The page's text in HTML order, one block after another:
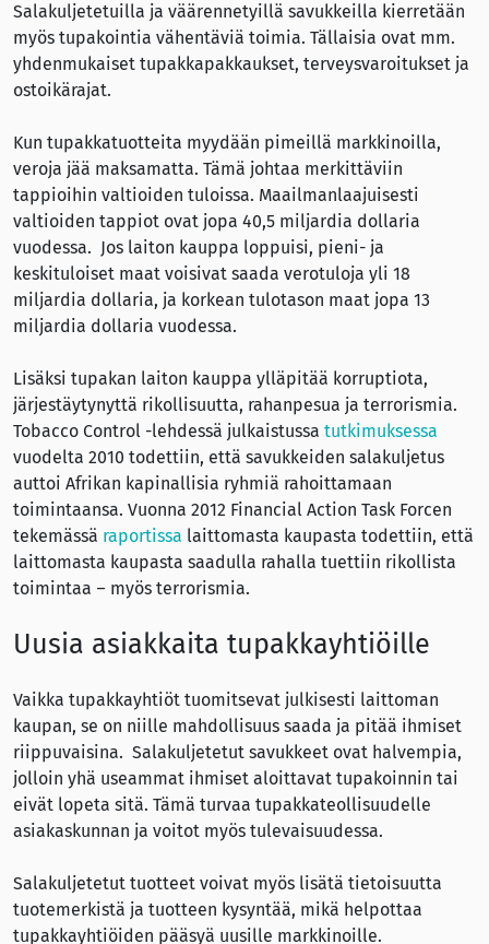
Salakuljetetuilla ja väärennetyillä savukkeilla kierretään
myös tupakointia vähentäviä toimia. Tällaisia ovat mm.
yhdenmukaiset tupakkapakkaukset, terveysvaroitukset ja
ostoikärajat.
Kun tupakkatuotteita myydään pimeillä markkinoilla,
veroja jää maksamatta. Tämä johtaa merkittäviin
tappioihin valtioiden tuloissa. Maailmanlaajuisesti
valtioiden tappiot ovat jopa 40,5 miljardia dollaria
vuodessa. Jos laiton kauppa loppuisi, pieni- ja
keskituloiset maat voisivat saada verotuloja yli 18
miljardia dollaria, ja korkean tulotason maat jopa 13
miljardia dollaria vuodessa.
Lisäksi tupakan laiton kauppa ylläpitää korruptiota,
järjestäytynyttä rikollisuutta, rahanpesua ja terrorismia.
Tobacco Control -lehdessä julkaistussa tutkimuksessa
vuodelta 2010 todettiin, että savukkeiden salakuljetus
auttoi Afrikan kapinallisia ryhmiä rahoittamaan
toimintaansa. Vuonna 2012 Financial Action Task Forcen
tekemässä raportissa laittomasta kaupasta todettiin, että
laittomasta kaupasta saadulla rahalla tuettiin rikollista
toimintaa – myös terrorismia.
Uusia asiakkaita tupakkayhtiöille
Vaikka tupakkayhtiöt tuomitsevat julkisesti laittoman
kaupan, se on niille mahdollisuus saada ja pitää ihmiset
riippuvaisina. Salakuljetetut savukkeet ovat halvempia,
jolloin yhä useammat ihmiset aloittavat tupakoinnin tai
eivät lopeta sitä. Tämä turvaa tupakkateollisuudelle
asiakaskunnan ja voitot myös tulevaisuudessa.
Salakuljetetut tuotteet voivat myös lisätä tietoisuutta
tuotemerkistä ja tuotteen kysyntää, mikä helpottaa
tupakkayhtiöiden pääsyä uusille markkinoille.